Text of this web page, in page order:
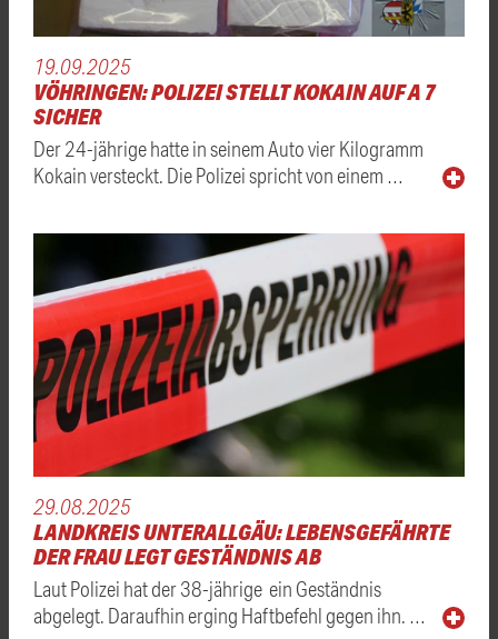
19.09.2025
VÖHRINGEN: POLIZEI STELLT KOKAIN AUF A 7
SICHER
Der 24-jährige hatte in seinem Auto vier Kilogramm
Kokain versteckt. Die Polizei spricht von einem …
29.08.2025
LANDKREIS UNTERALLGÄU: LEBENSGEFÄHRTE
DER FRAU LEGT GESTÄNDNIS AB
Laut Polizei hat der 38-jährige ein Geständnis
abgelegt. Daraufhin erging Haftbefehl gegen ihn. …